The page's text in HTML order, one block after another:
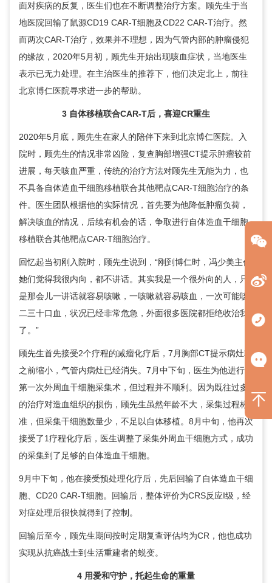
面对疾病的反复，医生们也在不断调整治疗方案。顾先生于当
地医院回输了鼠源CD19 CAR-T细胞及CD22 CAR-T治疗。然
而两次CAR-T治疗，效果并不理想，因为气管内部的肿瘤侵犯
的缘故，2020年5月初，顾先生开始出现咳血症状，当地医生
表示已无力处理。在主治医生的推荐下，他们决定北上，前往
北京博仁医院寻求进一步的帮助。
3 自体移植联合CAR-T后，喜迎CR重生
2020年5月底，顾先生在家人的陪伴下来到北京博仁医院。入
院时，顾先生的情况非常凶险，复查胸部增强CT提示肿瘤较前
进展，每天咳血严重，传统的治疗方法对顾先生无能为力，也
不具备自体造血干细胞移植联合其他靶点CAR-T细胞治疗的条
件。医生团队根据他的实际情况，首先要为他降低肿瘤负荷，
解决咳血的情况，后续有机会的话，争取进行自体造血干细胞
移植联合其他靶点CAR-T细胞治疗。
回忆起当初刚入院时，顾先生说到，“刚到博仁时， 冯少美主任
她们觉得我很内向，都不讲话。其实我是一个很外向的人，只
是那会儿一讲话就容易咳嗽，一咳嗽就容易咳血，一次可能咳
二三十口血，状况已经非常危急，外面很多医院都拒绝收治我
了。”
顾先生首先接受2个疗程的减瘤化疗后，7月胸部CT提示病灶较
之前缩小，气管内病灶已经消失。7月中下旬，医生为他进行了
第一次外周血干细胞采集术，但过程并不顺利。因为既往过多
的治疗对造血组织的损伤，顾先生虽然年龄不大，采集过程标
准，但采集干细胞数量少，不足以自体移植。8月中旬，他再次
接受了1疗程化疗后，医生调整了采集外周血干细胞方式，成功
的采集到了足够的自体造血干细胞。
9月中下旬，他在接受预处理化疗后，先后回输了自体造血干细
胞、CD20 CAR-T细胞。回输后，整体评价为CRS反应I级，经
对症处理后很快就得到了控制。
回输后至今，顾先生期间按时定期复查评估均为CR，他也成功
实现从抗癌战士到生活重建者的蜕变。
4 用爱和守护，托起生命的重量